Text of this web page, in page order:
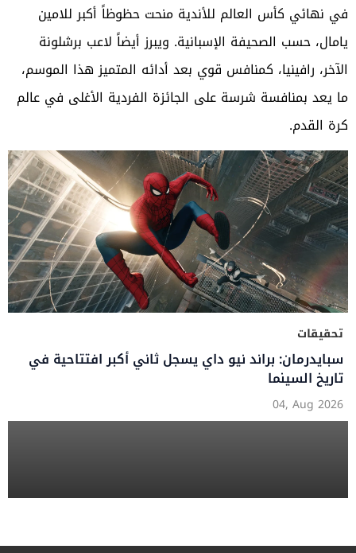
في نهائي كأس العالم للأندية منحت حظوظاً أكبر للامين
يامال، حسب الصحيفة الإسبانية. ويبرز أيضاً لاعب برشلونة
الآخر، رافينيا، كمنافس قوي بعد أدائه المتميز هذا الموسم،
ما يعد بمنافسة شرسة على الجائزة الفردية الأغلى في عالم
كرة القدم.
تحقيقات
سبايدرمان: براند نيو داي يسجل ثاني أكبر افتتاحية في
تاريخ السينما
04, Aug 2026